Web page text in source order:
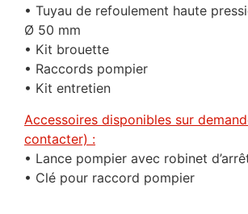
• Tuyau de refoulement haute
Ø 50 mm
• Kit brouette
• Raccords pompier
• Kit entretien
Accessoires disponibles sur
contacter) :
• Lance pompier avec robinet
• Clé pour raccord pompier